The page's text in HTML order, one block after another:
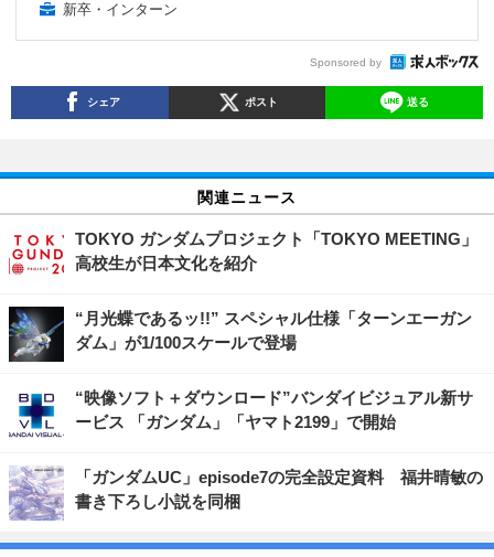
新卒・インターン
Sponsored by
シェア ポスト 送る
関連ニュース
TOKYO ガンダムプロジェクト「TOKYO MEETING」
高校生が日本文化を紹介
“月光蝶であるッ!!” スペシャル仕様「ターンエーガン
ダム」が1/100スケールで登場
“映像ソフト＋ダウンロード”バンダイビジュアル新サ
ービス 「ガンダム」「ヤマト2199」で開始
「ガンダムUC」episode7の完全設定資料 福井晴敏の
書き下ろし小説を同梱